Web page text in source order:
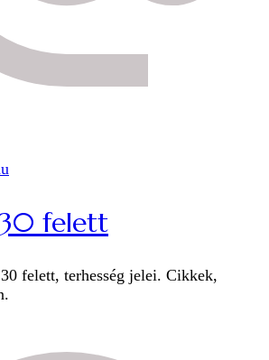
30 felett
30 felett, terhesség jelei. Cikkek,